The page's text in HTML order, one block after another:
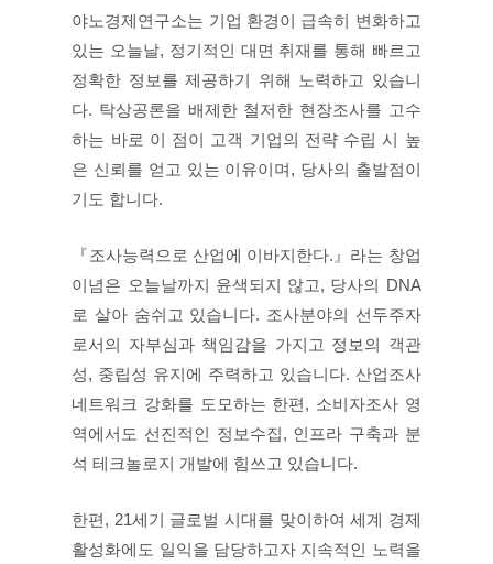
야노경제연구소는 기업 환경이 급속히 변화하고
있는 오늘날, 정기적인 대면 취재를 통해 빠르고
정확한 정보를 제공하기 위해 노력하고 있습니
다. 탁상공론을 배제한 철저한 현장조사를 고수
하는 바로 이 점이 고객 기업의 전략 수립 시 높
은 신뢰를 얻고 있는 이유이며, 당사의 출발점이
기도 합니다.
『조사능력으로 산업에 이바지한다.』라는 창업
이념은 오늘날까지 윤색되지 않고, 당사의 DNA
로 살아 숨쉬고 있습니다. 조사분야의 선두주자
로서의 자부심과 책임감을 가지고 정보의 객관
성, 중립성 유지에 주력하고 있습니다. 산업조사
네트워크 강화를 도모하는 한편, 소비자조사 영
역에서도 선진적인 정보수집, 인프라 구축과 분
석 테크놀로지 개발에 힘쓰고 있습니다.
한편, 21세기 글로벌 시대를 맞이하여 세계 경제
활성화에도 일익을 담당하고자 지속적인 노력을